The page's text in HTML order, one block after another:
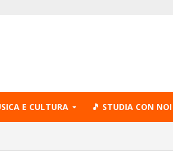
E CULTURA 🎵 STUDIA CON NOI